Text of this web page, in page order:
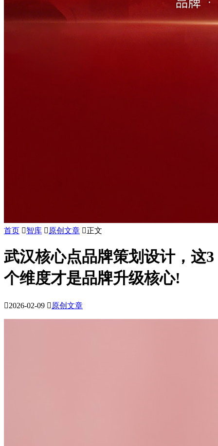
首页 智库  原创文章 正文
武汉核心点品牌策划设计，这3
个维度才是品牌升级核心!
2026-02-09  原创文章